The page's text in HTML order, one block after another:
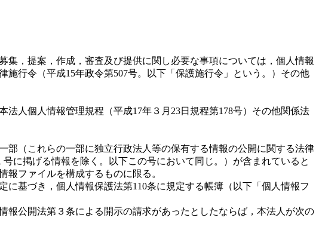
，提案，作成，審査及び提供に関し必要な事項については，個人情報
行令（平成15年政令第507号。以下「保護施行令」という。）その他
人個人情報管理規程（平成17年３月23日規程第178号）その他関係法
（これらの一部に独立行政法人等の保有する情報の公開に関する法律
に掲げる情報を除く。以下この号において同じ。）が含まれていると
ファイルを構成するものに限る。
に基づき，個人情報保護法第110条に規定する帳簿（以下「個人情報フ
公開法第３条による開示の請求があったとしたならば，本法人が次の